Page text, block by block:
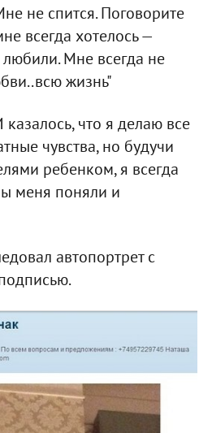
не спится. Поговорите
всегда хотелось —
Мне всегда не
жизнь"
что я делаю все
чувства, но будучи
ребенком, я всегда
меня поняли и
автопортрет с